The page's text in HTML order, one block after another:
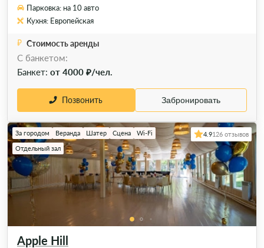
Парковка: на 10 авто
Кухня: Европейская
Стоимость аренды
C банкетом:
Банкет: от 4000 ₽/чел.
Позвонить Забронировать
Apple Hill
За городом Веранда Шатер Сцена
Wi-Fi
Отдельный зал
4.9126 отзывов